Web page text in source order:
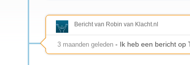
Bericht van Robin van Klacht.nl
3 maanden geleden - Ik heb een bericht op